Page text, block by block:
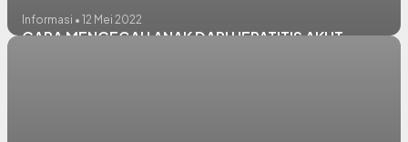
Informasi • 12 Mei 2022
CARA MENCEGAH ANAK DARI HEPATITIS AKUT